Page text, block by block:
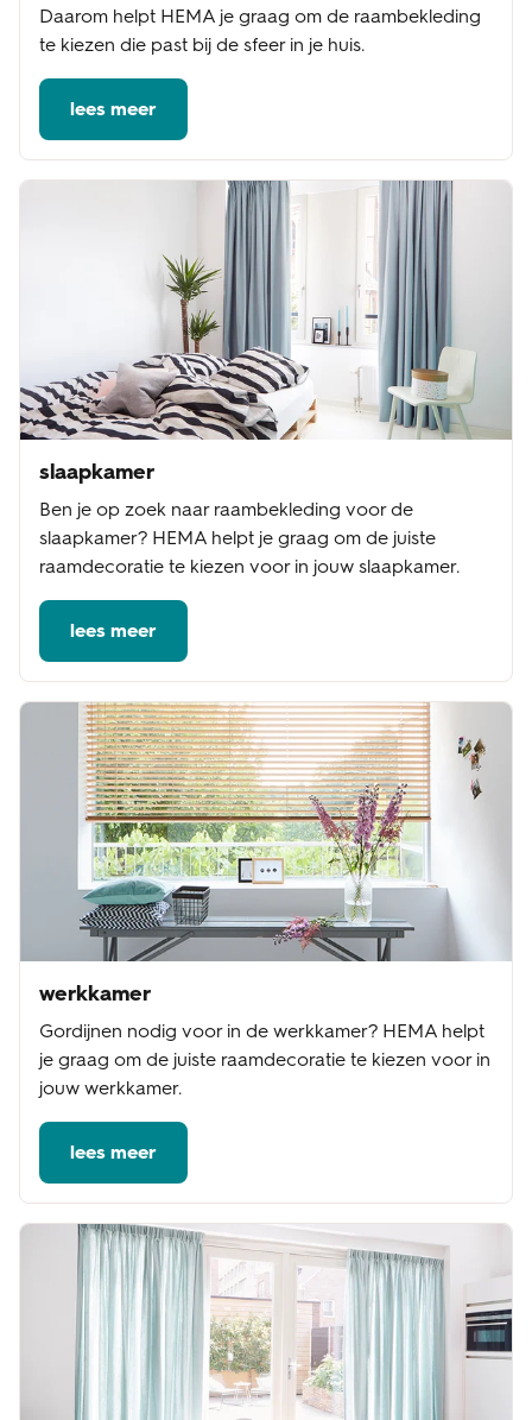
Daarom helpt HEMA je graag om de raambekleding
te kiezen die past bij de sfeer in je huis.
lees meer
slaapkamer
Ben je op zoek naar raambekleding voor de
slaapkamer? HEMA helpt je graag om de juiste
raamdecoratie te kiezen voor in jouw slaapkamer.
lees meer
werkkamer
Gordijnen nodig voor in de werkkamer? HEMA helpt
je graag om de juiste raamdecoratie te kiezen voor in
jouw werkkamer.
lees meer